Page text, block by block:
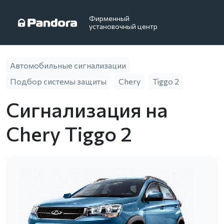
Фирменный
установочный центр
Автомобильные сигнализации
Подбор системы защиты
Chery Tiggo 2
Сигнализация на
Chery Tiggo 2